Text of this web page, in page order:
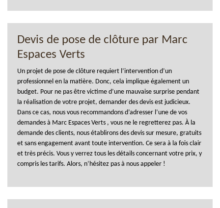
Devis de pose de clôture par Marc
Espaces Verts
Un projet de pose de clôture requiert l’intervention d’un
professionnel en la matière. Donc, cela implique également un
budget. Pour ne pas être victime d’une mauvaise surprise pendant
la réalisation de votre projet, demander des devis est judicieux.
Dans ce cas, nous vous recommandons d’adresser l’une de vos
demandes à Marc Espaces Verts , vous ne le regretterez pas. À la
demande des clients, nous établirons des devis sur mesure, gratuits
et sans engagement avant toute intervention. Ce sera à la fois clair
et très précis. Vous y verrez tous les détails concernant votre prix, y
compris les tarifs. Alors, n’hésitez pas à nous appeler !